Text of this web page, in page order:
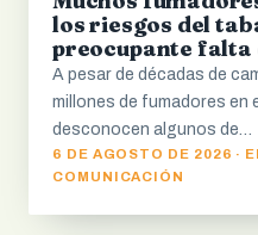
los riesgos del
preocupante
A pesar de décadas de
millones de fumadores en
desconocen algunos de…
6 DE AGOSTO DE 2026 ·
COMUNICACIÓN